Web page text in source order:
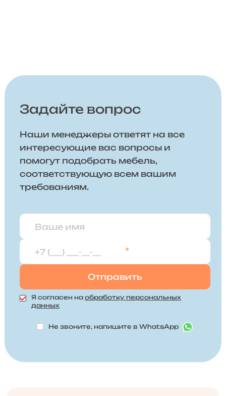
Задайте вопрос
Наши менеджеры ответят на все
интересующие вас вопросы и
помогут подобрать мебель,
соответствующую всем вашим
требованиям.
*
Я согласен на обработку персональных
данных
Не звоните, напишите в WhatsApp